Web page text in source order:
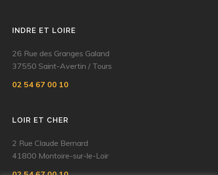
INDRE ET LOIRE
26 Rue des Granges Galand
37550 Saint-Avertin / Tours
02 54 67 00 10
LOIR ET CHER
2 Rue Claude Bernard
41800 Montoire-sur-le-Loir